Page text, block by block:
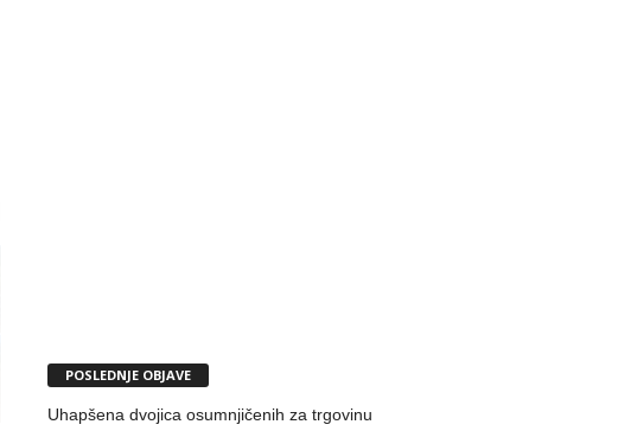
POSLEDNJE OBJAVE
Uhapšena dvojica osumnjičenih za trgovinu